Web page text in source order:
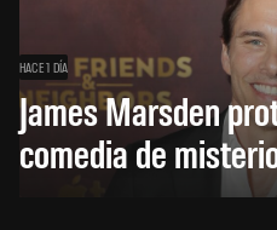
HACE 1 DÍA
James Marsden
comedia de